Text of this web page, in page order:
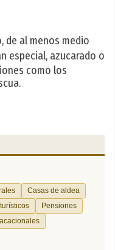
de al menos medio
especial, azucarado o
como los